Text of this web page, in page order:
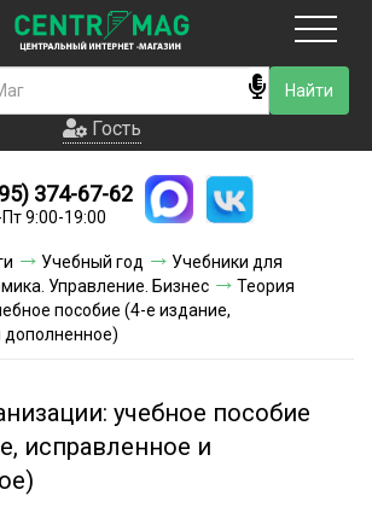
Гость
Новинки
Условия доставки
Условия оплаты
Акции и скидки
Гость
374-67-62
9:00-19:00
Учебный год
Учебники для
Управление. Бизнес
Теория
пособие (4-е издание,
дополненное)
учебное пособие
исправленное и